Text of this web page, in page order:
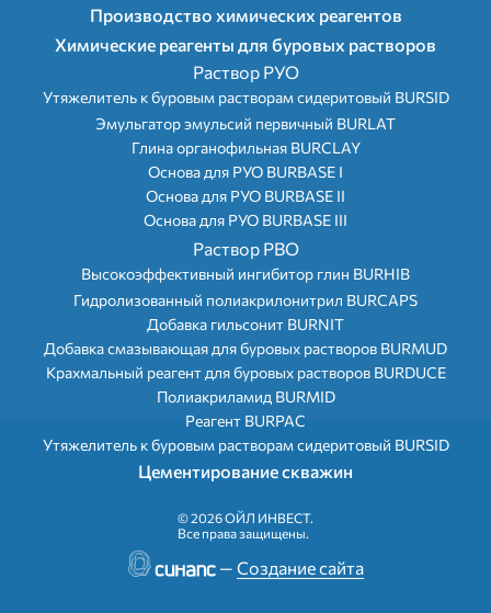
Menu footer
Производство химических реагентов
Химические реагенты для буровых растворов
Раствор РУО
Утяжелитель к буровым растворам сидеритовый BURSID
Эмульгатор эмульсий первичный BURLAT
Глина органофильная BURCLAY
Основа для РУО BURBASE I
Основа для РУО BURBASE II
Основа для РУО BURBASE III
Раствор РВО
Высокоэффективный ингибитор глин BURHIB
Гидролизованный полиакрилонитрил BURCAPS
Добавка гильсонит BURNIT
Добавка смазывающая для буровых растворов BURMUD
Крахмальный реагент для буровых растворов BURDUCE
Полиакриламид BURMID
Реагент BURPAC
Утяжелитель к буровым растворам сидеритовый BURSID
Цементирование скважин
©2026 ОЙЛ ИНВЕСТ.
Все права защищены.
— Создание сайта